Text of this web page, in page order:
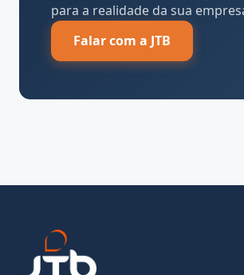
para a realidade da sua
Falar com a JTB